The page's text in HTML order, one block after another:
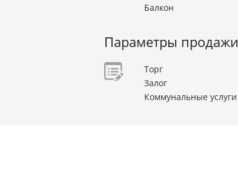
Балкон
Параметры продажи
Торг
Залог
Коммунальные услуги